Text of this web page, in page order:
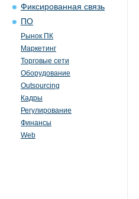
Фиксированная связь
ПО
Рынок ПК
Маркетинг
Торговые сети
Оборудование
Outsourcing
Кадры
Регулирование
Финансы
Web